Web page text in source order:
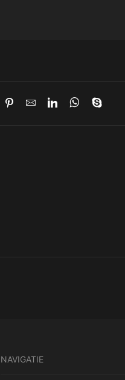
NAVIGATIE